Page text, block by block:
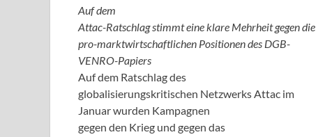
Auf dem
Attac-Ratschlag stimmt eine klare Mehrheit gegen die
pro-marktwirtschaftlichen Positionen des DGB-
VENRO-Papiers
Auf dem Ratschlag des
globalisierungskritischen Netzwerks Attac im
Januar wurden Kampagnen
gegen den Krieg und gegen das